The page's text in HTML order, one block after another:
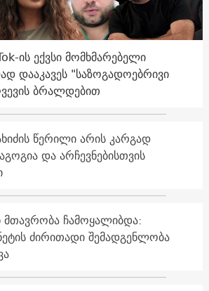
ის ექვსი მომხმარებელი
დააკავეს "საზოგადოებრივი
ბრალდებით
წერილი არის კარგად
და არჩევნებისთვის
მთავრობა ჩამოყალიბდა:
ძირითადი შემადგენლობა